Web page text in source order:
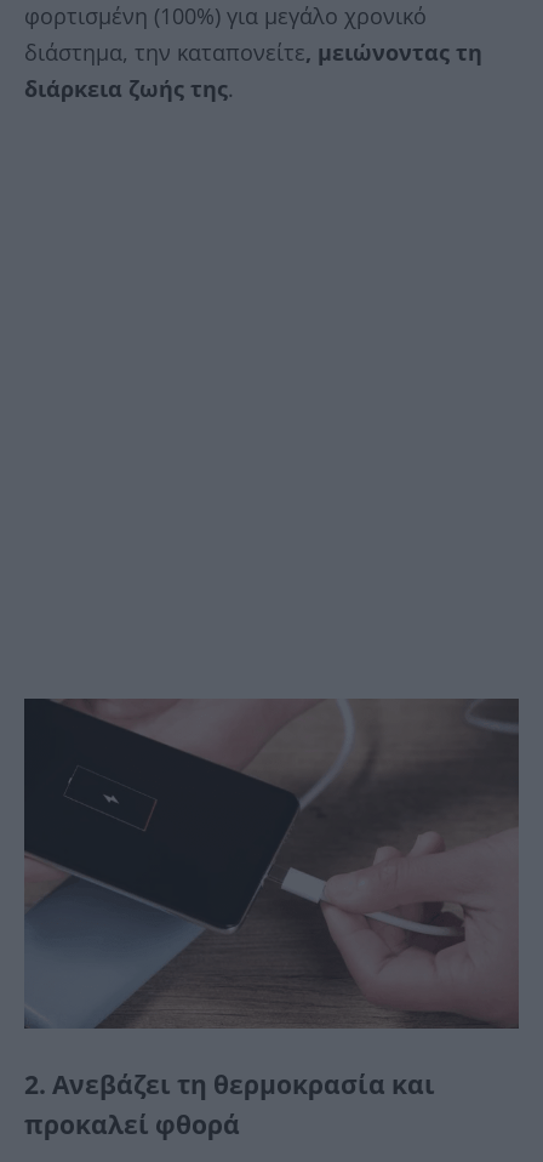
φορτισμένη (100%) για μεγάλο χρονικό
διάστημα, την καταπονείτε, μειώνοντας τη
διάρκεια ζωής της.
2. Ανεβάζει τη θερμοκρασία και
προκαλεί φθορά